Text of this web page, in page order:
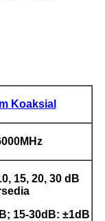
Koaksial
15, 20, 30 dB
15-30dB: ±1dB